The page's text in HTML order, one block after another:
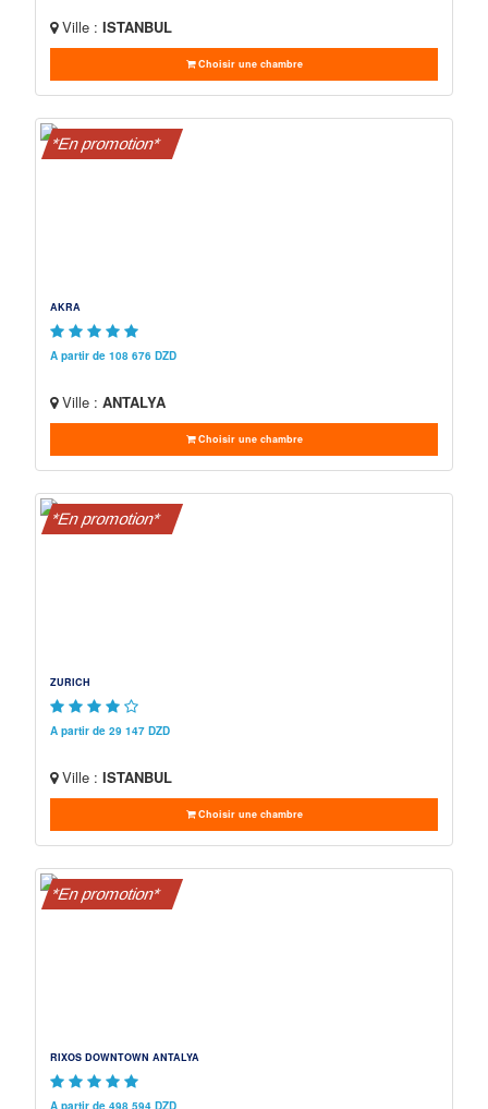
Ville : ISTANBUL
Choisir une chambre
*En promotion*
AKRA
A partir de 108 676 DZD
Ville : ANTALYA
Choisir une chambre
*En promotion*
ZURICH
A partir de 29 147 DZD
Ville : ISTANBUL
Choisir une chambre
*En promotion*
RIXOS DOWNTOWN ANTALYA
A partir de 498 594 DZD